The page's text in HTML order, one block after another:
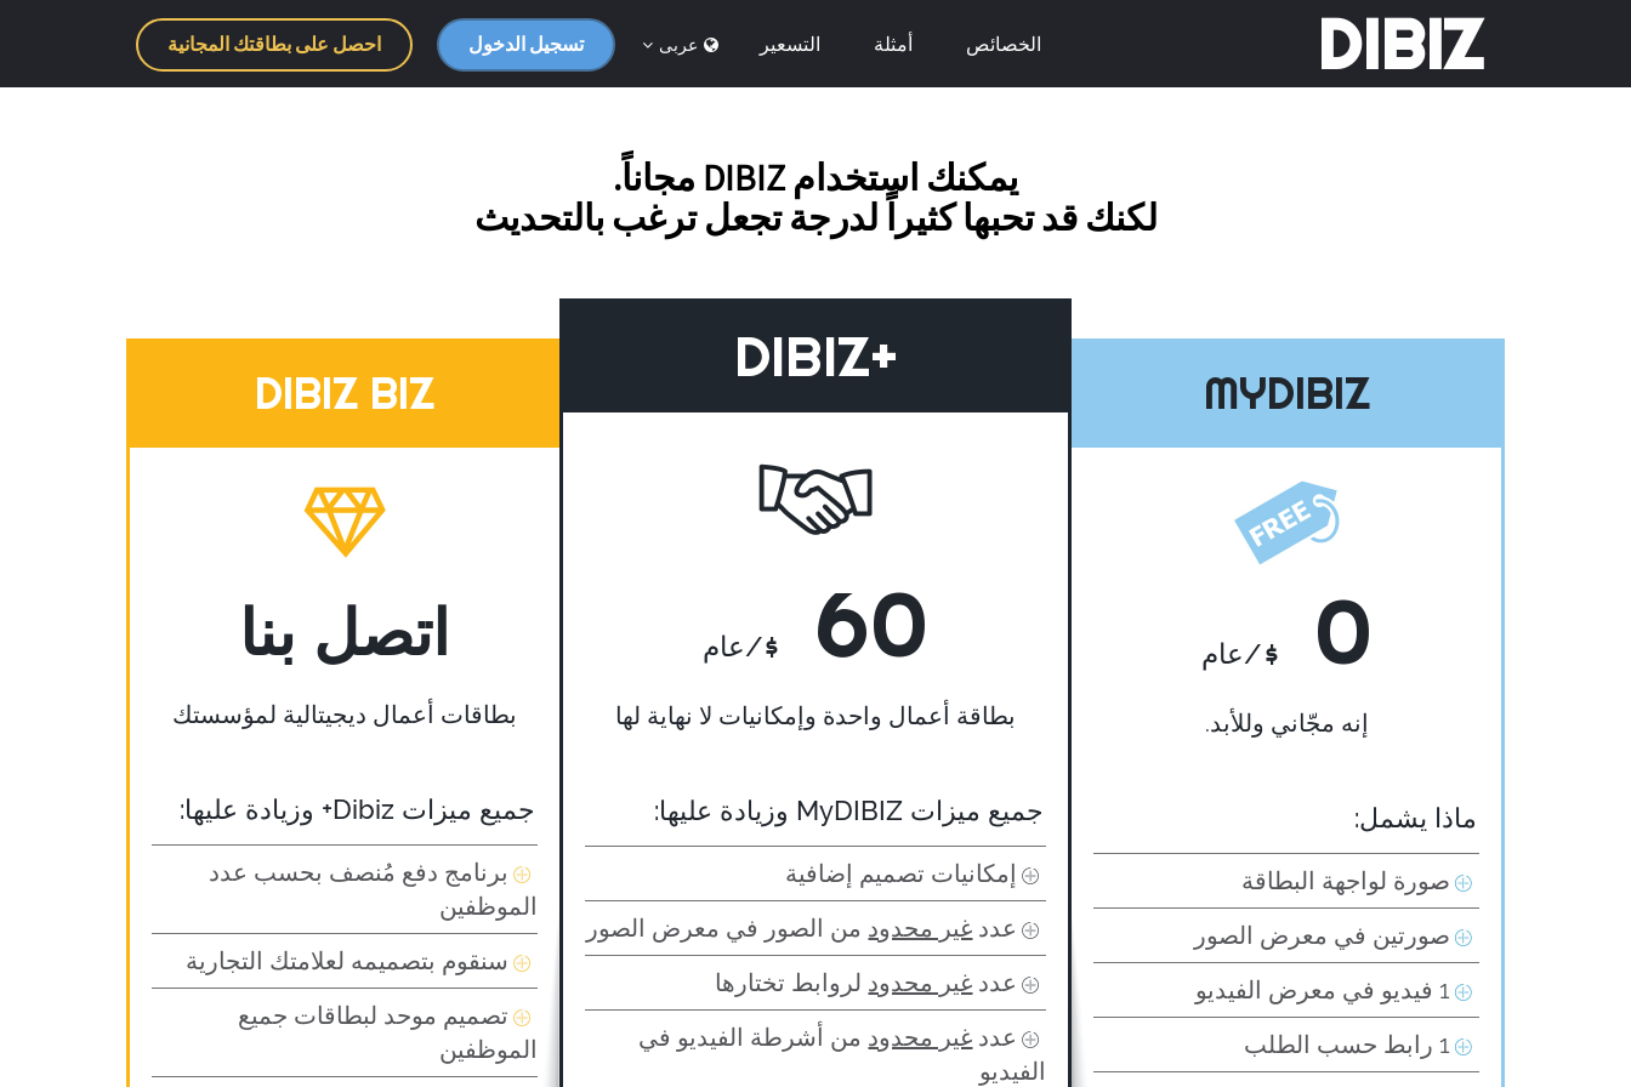
DIBIZ الخصائص أمثلة التسعير عربى تسجيل الدخول احصل على بطاقتك المجانية
يمكنك استخدام DIBIZ مجاناً.
لكنك قد تحبها كثيراً لدرجة تجعل ترغب بالتحديث
MYDIBIZ
$ 0 /عام
إنه مجّاني وللأبد.
ماذا يشمل:
صورة لواجهة البطاقة
صورتين في معرض الصور
1 فيديو في معرض الفيديو
1 رابط حسب الطلب
DIBIZ+
$ 60 /عام
بطاقة أعمال واحدة وإمكانيات لا نهاية لها
جميع ميزات MyDIBIZ وزيادة عليها:
إمكانيات تصميم إضافية
عدد غير محدود من الصور في معرض الصور
عدد غير محدود لروابط تختارها
عدد غير محدود من أشرطة الفيديو في
الفيديو
DIBIZ BIZ
اتصل بنا
بطاقات أعمال ديجيتالية لمؤسستك
جميع ميزات Dibiz+ وزيادة عليها:
برنامج دفع مُنصف بحسب عدد
الموظفين
سنقوم بتصميمه لعلامتك التجارية
تصميم موحد لبطاقات جميع
الموظفين